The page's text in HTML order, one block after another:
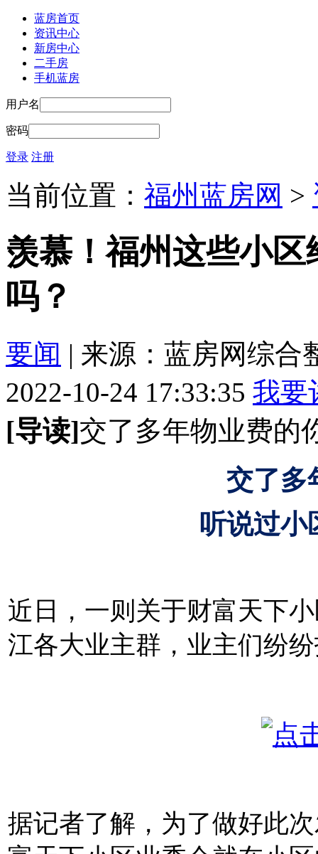
蓝房首页
资讯中心
新房中心
二手房
手机蓝房
用户名
密码
登录 注册
当前位置： 福州蓝房网 >
羡慕！福州这些小
吗？
要闻 | 来源：蓝房网综合
2022-10-24 17:33:35 我要
[导读]交了多年物业费的
交了多
听说过小
近日， 一则关于财富天下
江各大业主群，业主们纷
据记者了解， 为了做好此